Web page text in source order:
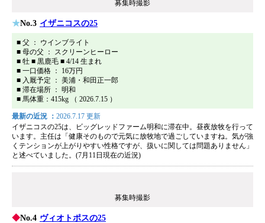
募集時撮影
No.3 イザニコスの25
■ 父 ： ウインブライト
■ 母の父 ： スクリーンヒーロー
■ 牡 ■ 黒鹿毛 ■ 4/14 生まれ
■ 一口価格 ： 16万円
■ 入厩予定 ： 美浦・和田正一郎
■ 滞在場所 ： 明和
■ 馬体重：415kg （ 2026.7.15 ）
最新の近況 ： 2026.7.17 更新
イザニコスの25は、ビッグレッドファーム明和に滞在中。昼夜放牧を行って
います。主任は「健康そのもので元気に放牧地で過ごしていますね。気が強
くテンションが上がりやすい性格ですが、扱いに関しては問題ありません」
と述べていました。(7月11日現在の近況)
募集時撮影
No.4 ヴィオトポスの25